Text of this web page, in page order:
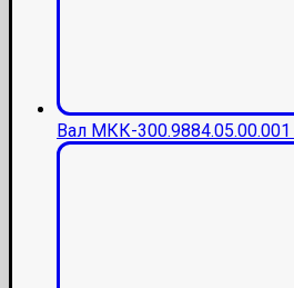
Вал МКК-300.9884.05.00.001